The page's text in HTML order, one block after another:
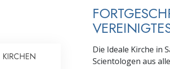
Die Ideale Kirche in
Scientologen aus
KIRCHEN